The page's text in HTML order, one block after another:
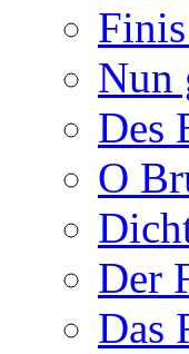
Nun
Des
O
Der
Das